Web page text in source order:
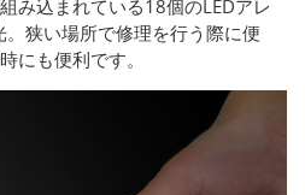
み込まれている18個のLEDアレ
狭い場所で修理を行う際に便
にも便利です。